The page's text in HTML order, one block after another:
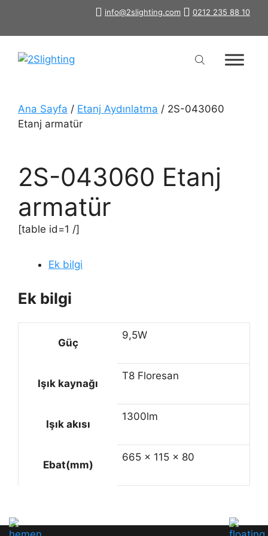
info@2slighting.com 0212 235 88 10
Ana Sayfa / Etanj Aydınlatma / 2S-043060
Etanj armatür
2S-043060 Etanj
armatür
[table id=1 /]
Ek bilgi
Ek bilgi
Güç
9,5W
Işık kaynağı
T8 Floresan
Işık akısı
1300lm
Ebat(mm)
665 x 115 x 80